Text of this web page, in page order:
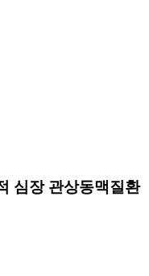
심장 관상동맥질환